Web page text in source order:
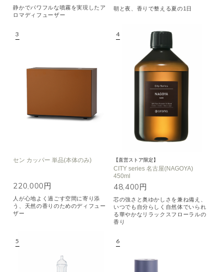
静かでパワフルな噴霧を実現したア
ロマディフューザー
朝と夜、香りで整える夏の1日
セン カッパー 単品(本体のみ)
220,000円
人が心地よく過ごす空間に寄り添
う、天然の香りのためのディフュー
ザー
【直営ストア限定】
CITY series 名古屋(NAGOYA)
450ml
48,400円
芯の強さと奥ゆかしさを兼ね備え、
いつでも自分らしく自然体でいられ
る華やかなリラックスフローラルの
香り